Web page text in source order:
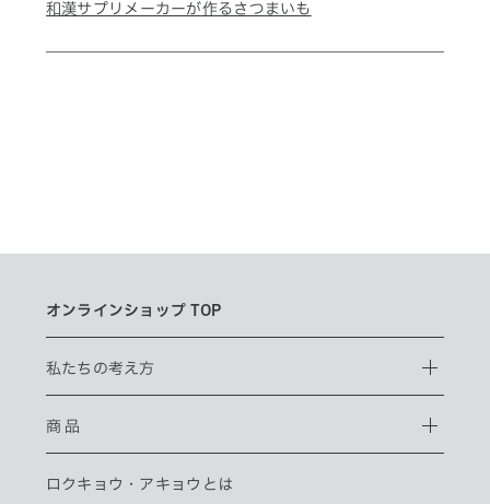
和漢サプリメーカーが作るさつまいも
オンラインショップ TOP
私たちの考え方
商 品
ロクキョウ・ アキョウとは